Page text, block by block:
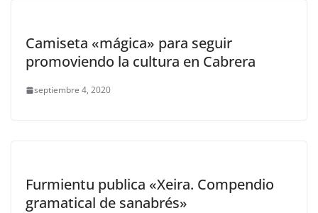
Camiseta «mágica» para seguir
promoviendo la cultura en Cabrera
septiembre 4, 2020
Furmientu publica «Xeira. Compendio
gramatical de sanabrés»